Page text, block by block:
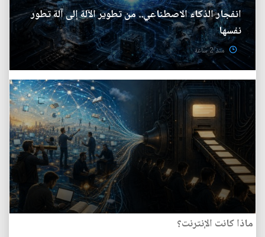
انفجار الذكاء الاصطناعي.. من تطوير الآلة إلى آلة تطور
نفسها
منذ 2 ساعة
ماذا كانت الإنترنت؟